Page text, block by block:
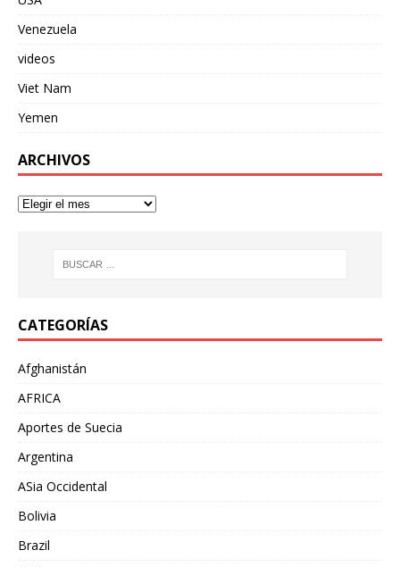
Venezuela
videos
Viet Nam
Yemen
ARCHIVOS
CATEGORÍAS
Afghanistán
AFRICA
Aportes de Suecia
Argentina
ASia Occidental
Bolivia
Brazil